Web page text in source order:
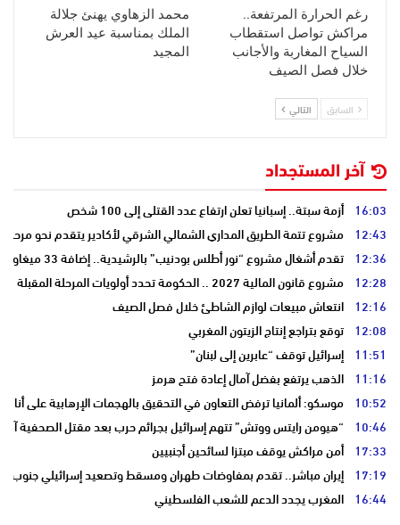
رغم الحرارة المرتفعة..
مراكش تواصل استقطاب
السياح المغاربة والأجانب
خلال فصل الصيف
محمد الزهاوي يهنئ جلالة
الملك بمناسبة عيد العرش
المجيد
السابق التالي
آخر المستجداد
16:03 أزمة سبتة.. إسبانيا تعلن ارتفاع عدد القتلى إلى 100 شخص
12:43 مشروع تتمة الطريق المداري الشمالي الشرقي لأكادير يتقدم نحو مرحلة
12:36 تقدم أشغال مشروع “نور أطلس بودنيب” بالرشيدية.. إضافة 33 ميغاوات إلى الشبكة الوطنية
12:28 مشروع قانون المالية 2027 .. الحكومة تحدد أولويات المرحلة المقبلة
12:16 انتعاش مبيعات لوازم الشاطئ خلال فصل الصيف
12:08 توقع بتراجع إنتاج الزيتون المغربي
11:51 إسرائيل توقف “عابرين إلى لبنان”
11:16 الذهب يرتفع بفضل آمال إعادة فتح هرمز
10:52 موسكو: ألمانيا ترفض التعاون في التحقيق بالهجمات الإرهابية على
10:46 “هيومن رايتس ووتش” تتهم إسرائيل بجرائم حرب بعد مقتل الصحفية
17:33 أمن مراكش يوقف مبتزا لسائحين أجنبيين
17:19 إيران مباشر.. تقدم بمفاوضات طهران ومسقط وتصعيد إسرائيلي جنوب
16:44 المغرب يجدد الدعم للشعب الفلسطيني